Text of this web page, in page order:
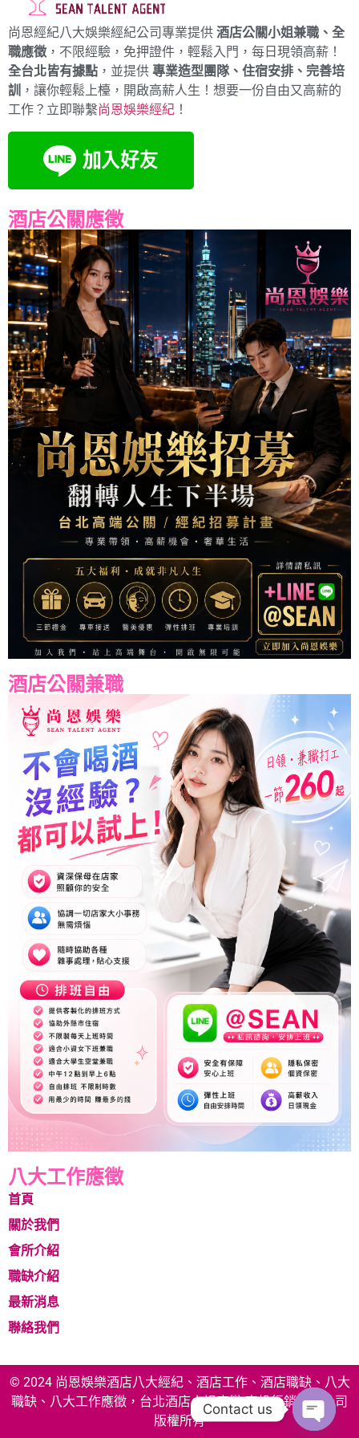
尚恩經紀八大娛樂經紀公司專業提供 酒店公關小姐兼職、全
職應徵 ，不限經驗，免押證件，輕鬆入門，每日現領高薪！
全台北皆有據點 ，並提供 專業造型團隊、住宿安排、完善培
訓
，讓你輕鬆上檯，開啟高薪人生！想要一份自由又高薪的
工作？立即聯繫尚恩娛樂經紀 ！
酒店公關應徵
酒店公關兼職
八大工作應徵
首頁
關於我們
會所介紹
職缺介紹
最新消息
聯絡我們
© 2024 尚恩娛樂酒店八大經紀、酒店工作、酒店職缺、八大
職缺、八大工作應徵，台北酒店小姐應徵 享投行銷有限公司
版權所有
Contact us